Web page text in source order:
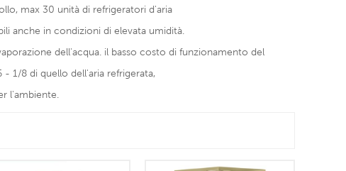
max 30 unità di refrigeratori d'aria
anche in condizioni di elevata umidità.
dell'acqua. il basso costo di funzionamento del
1/8 di quello dell'aria refrigerata,
l'ambiente.